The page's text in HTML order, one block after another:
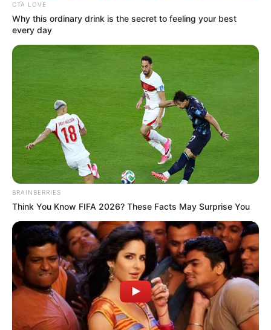
a remény erejét és az emberi szellem diadalát
hirdeti
CTA LOVE
Why this ordinary drink is the secret to feeling your best
every day
BRAINBERRIES
Think You Know FIFA 2026? These Facts May Surprise You